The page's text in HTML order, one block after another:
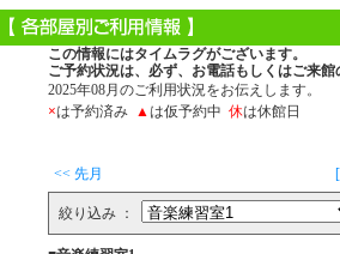
この情報にはタイムラグがございます。
ご予約状況は、必ず、お電話もしくはご来館
2025年08月のご利用状況をお伝えします。
×は予約済み ▲は仮予約中 休は休館日
<< 先月
絞り込み ：